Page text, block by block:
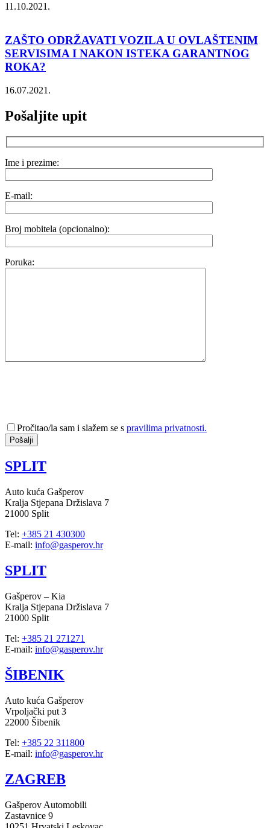
11.10.2021.
ZAŠTO ODRŽAVATI VOZILA U OVLAŠTENIM
SERVISIMA I NAKON ISTEKA GARANTNOG
ROKA?
16.07.2021.
Pošaljite upit
Ime i prezime:
E-mail:
Broj mobitela (opcionalno):
Poruka:
Pročitao/la sam i slažem se s pravilima privatnosti.
SPLIT
Auto kuća Gašperov
Kralja Stjepana Držislava 7
21000 Split
Tel: +385 21 430300
E-mail: info@gasperov.hr
SPLIT
Gašperov – Kia
Kralja Stjepana Držislava 7
21000 Split
Tel: +385 21 271271
E-mail: info@gasperov.hr
ŠIBENIK
Auto kuća Gašperov
Vrpoljački put 3
22000 Šibenik
Tel: +385 22 311800
E-mail: info@gasperov.hr
ZAGREB
Gašperov Automobili
Zastavnice 9